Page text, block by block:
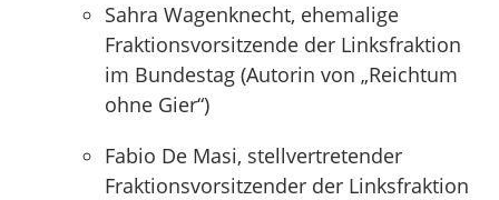
Sahra Wagenknecht, ehemalige
Fraktionsvorsitzende der Linksfraktion
im Bundestag (Autorin von „Reichtum
ohne Gier“)
Fabio De Masi, stellvertretender
Fraktionsvorsitzender der Linksfraktion